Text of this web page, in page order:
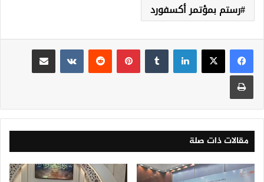
رستم بمؤتمر أكسفورد
لينكدإن بينتيريست
مقالات ذات صلة